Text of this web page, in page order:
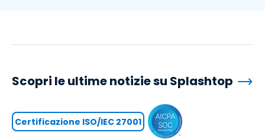
Scopri le ultime notizie su Splashtop
Certificazione ISO/IEC 27001